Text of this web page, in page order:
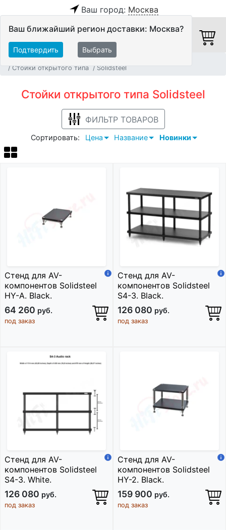
Ваш город: Москва
Ваш ближайший регион доставки: Москва?
Подтвердить Выбрать
Стойки открытого типа
Solidsteel
Стойки открытого типа Solidsteel
ФИЛЬТР ТОВАРОВ
Сортировать: Цена Название Новинки
Стенд для AV-
компонентов Solidsteel
HY-A. Black.
64 260 руб.
под заказ
Стенд для AV-
компонентов Solidsteel
S4-3. Black.
126 080 руб.
под заказ
Стенд для AV-
компонентов Solidsteel
S4-3. White.
126 080 руб.
под заказ
Стенд для AV-
компонентов Solidsteel
HY-2. Black.
159 900 руб.
под заказ